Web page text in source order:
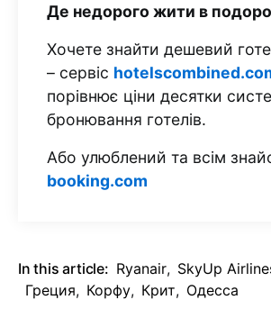
Де недорого жити в
Хочете знайти дешевий
– сервіс
порівнює ціни десятки
бронювання готелів.
Або улюблений та всім
booking.com
In this article: Ryanair, SkyUp
Греция, Корфу, Крит, Одесса